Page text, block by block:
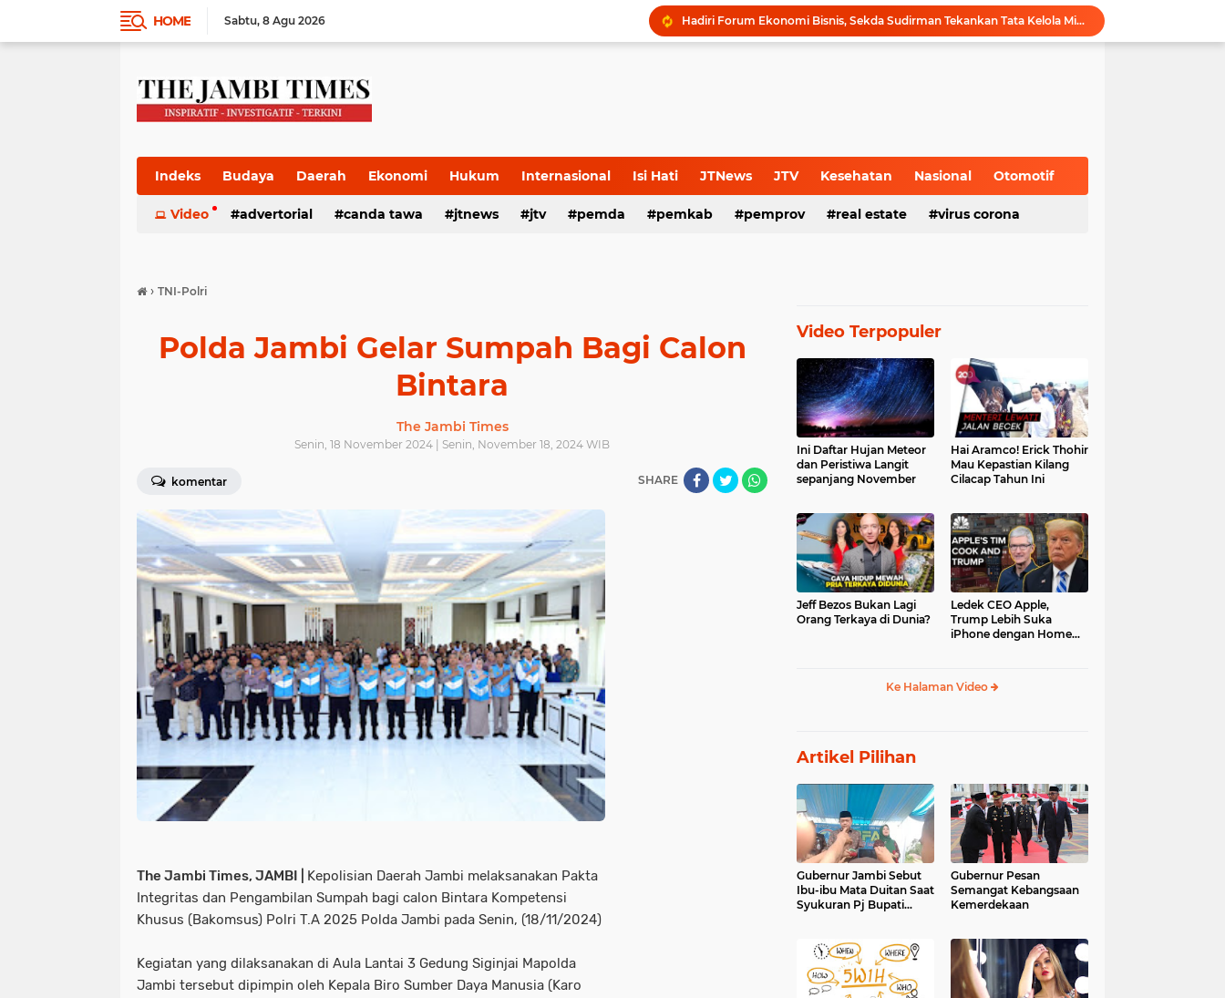
HOME Sabtu 8 Agu 2026
Hadiri Forum Ekonomi Bisnis, Sekda Sudirman Tekankan Tata Kelola Migas dengan Memperhatikan Aspek Lingkungan
Gubernur Al Haris Buka PKKMB Poltekkes Kemenkes Jambi, Tekankan Peran Strategis Tenaga Kesehatan dan Promosi Kesehatan
Gubernur Al Haris Harap Kenduri Sko Jadi Pemersatu dan Dorong Perbaikan Sarana Desa
Indeks Budaya Daerah Ekonomi Hukum Internasional Isi Hati JTNews JTV Kesehatan Nasional Otomotif
Pemkab Pemprov Politik Press Release Sport TNI POLRI TNI-Polri
Video advertorial canda tawa jtnews jtv pemda pemkab pemprov real estate virus corona
› TNI-Polri
Polda Jambi Gelar Sumpah Bagi Calon
Bintara
The Jambi Times
Senin, 18 November 2024 | Senin, November 18, 2024 WIB
komentar SHARE
The Jambi Times, JAMBI | Kepolisian Daerah Jambi melaksanakan Pakta
Integritas dan Pengambilan Sumpah bagi calon Bintara Kompetensi
Khusus (Bakomsus) Polri T.A 2025 Polda Jambi pada Senin, (18/11/2024)
Kegiatan yang dilaksanakan di Aula Lantai 3 Gedung Siginjai Mapolda
Jambi tersebut dipimpin oleh Kepala Biro Sumber Daya Manusia (Karo
Video Terpopuler
Ini Daftar Hujan Meteor
dan Peristiwa Langit
sepanjang November
Hai Aramco! Erick Thohir
Mau Kepastian Kilang
Cilacap Tahun Ini
Jeff Bezos Bukan Lagi
Orang Terkaya di Dunia?
Ledek CEO Apple,
Trump Lebih Suka
iPhone dengan Home
Ke Halaman Video
Artikel Pilihan
Gubernur Jambi Sebut
Ibu-ibu Mata Duitan Saat
Syukuran Pj Bupati
Gubernur Pesan
Semangat Kebangsaan
Kemerdekaan